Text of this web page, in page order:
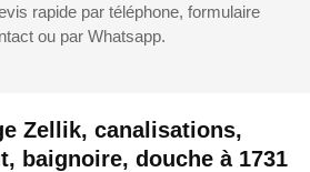
Zellik, canalisations,
baignoire, douche à 1731
rapide par téléphone, formulaire
ou par Whatsapp.